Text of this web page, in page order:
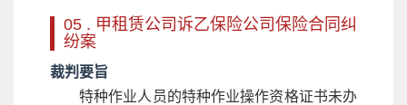
05 . 甲租赁公司诉乙保险公司保险合同纠
纷案
裁判要旨
特种作业人员的特种作业操作资格证书未办